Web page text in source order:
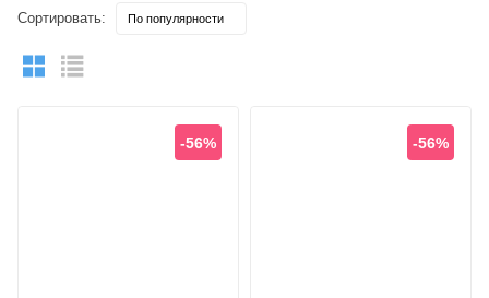
Сортировать:
-56% -56%